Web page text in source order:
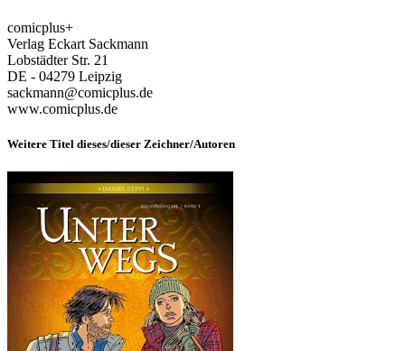
comicplus+
Verlag Eckart Sackmann
Lobstädter Str. 21
DE - 04279 Leipzig
sackmann@comicplus.de
www.comicplus.de
Weitere Titel dieses/dieser Zeichner/Autoren